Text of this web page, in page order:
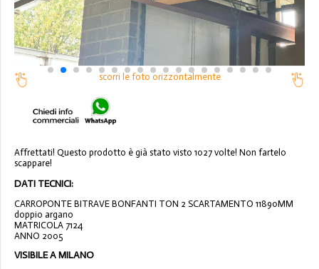
scorri le foto orizzontalmente
Affrettati! Questo prodotto è già stato visto 1027 volte! Non fartelo
scappare!
DATI TECNICI:
CARROPONTE BITRAVE BONFANTI TON 2 SCARTAMENTO 11890MM
doppio argano
MATRICOLA 7124
ANNO 2005
VISIBILE A MILANO